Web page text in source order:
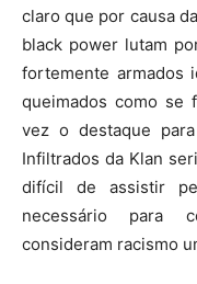
claro que por causa
black power lutam
fortemente armados
queimados como se
vez o destaque
Infiltrados da Klan
difícil de assistir
necessário para
consideram racismo